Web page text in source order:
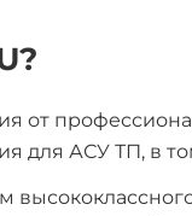
от
АСУ ТП, в